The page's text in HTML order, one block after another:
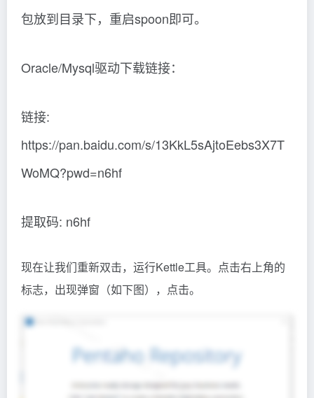
包放到目录下，重启spoon即可。
Oracle/Mysql驱动下载链接：
链接:
https://pan.baidu.com/s/13KkL5sAjtoEebs3X7T
WoMQ?pwd=n6hf
提取码: n6hf
现在让我们重新双击，运行Kettle工具。点击右上角的
标志，出现弹窗（如下图），点击。